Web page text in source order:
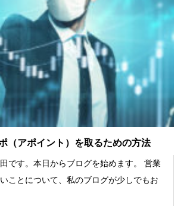
（アポイント）を取るための方法
です。本日からブログを始めます。 営業
ことについて、私のブログが少しでもお